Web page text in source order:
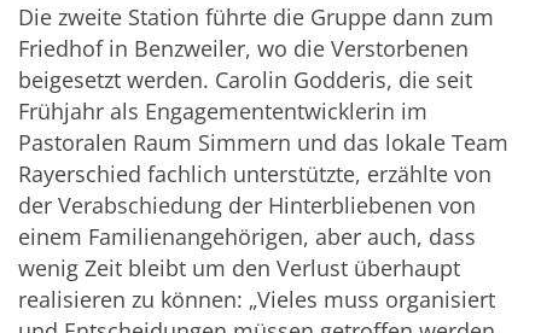
Die zweite Station führte die Gruppe dann zum
Friedhof in Benzweiler, wo die Verstorbenen
beigesetzt werden. Carolin Godderis, die seit
Frühjahr als Engagemententwicklerin im
Pastoralen Raum Simmern und das lokale Team
Rayerschied fachlich unterstützte, erzählte von
der Verabschiedung der Hinterbliebenen von
einem Familienangehörigen, aber auch, dass
wenig Zeit bleibt um den Verlust überhaupt
realisieren zu können: „Vieles muss organisiert